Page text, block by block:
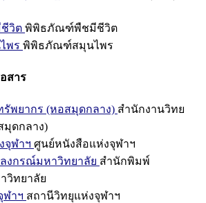
วิต พิพิธภัณฑ์พืชมีชีวิต
พร พิพิธภัณฑ์สมุนไพร
สาร
พยากร (หอสมุดกลาง) สำนักงานวิทย
มุดกลาง)
จุฬาฯ ศูนย์หนังสือแห่งจุฬาฯ
งกรณ์มหาวิทยาลัย สำนักพิมพ์
วิทยาลัย
ฬาฯ สถานีวิทยุแห่งจุฬาฯ